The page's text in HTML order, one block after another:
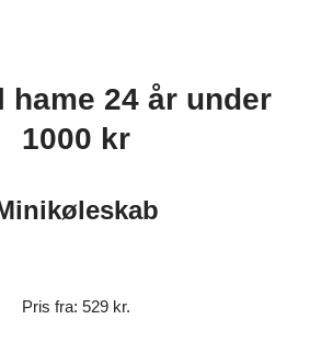
hame 24 år under
1000 kr
Pris fra: 529 kr.